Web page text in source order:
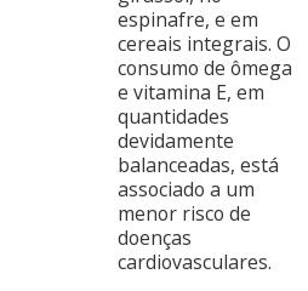
espinafre, e em
cereais integrais. O
consumo de ômega 3
e vitamina E, em
quantidades
devidamente
balanceadas, está
associado a um
menor risco de
doenças
cardiovasculares.